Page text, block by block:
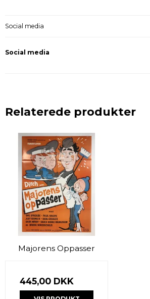
Social media
Social media
Relaterede produkter
Majorens Oppasser
445,00 DKK